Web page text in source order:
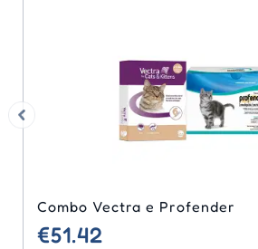
Combo Vectra e Profender
€51.42